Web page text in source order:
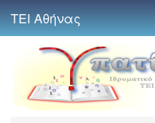
ΤΕΙ Αθήνας